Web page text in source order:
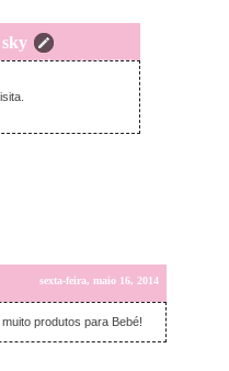
sexta-feira, maio 16, 2014
sexta-feira, maio 16, 2014
produtos para Bebé!